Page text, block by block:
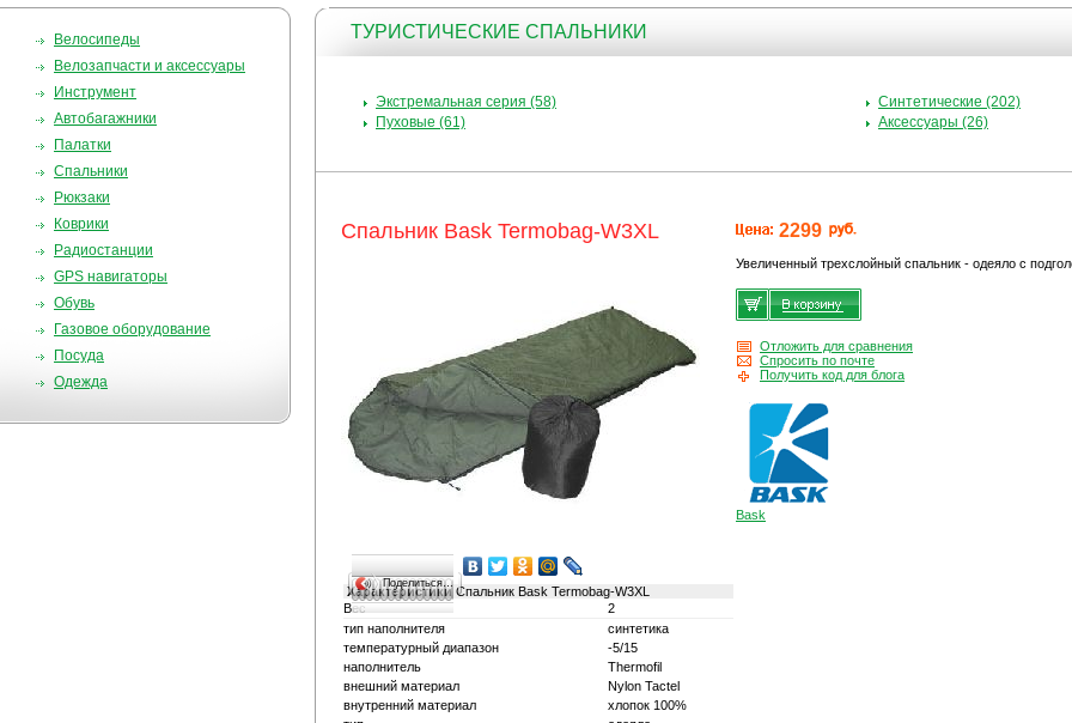
Велосипеды
Велозапчасти и аксессуары
Инструмент
Автобагажники
Палатки
Спальники
Рюкзаки
Коврики
Радиостанции
GPS навигаторы
Обувь
Газовое оборудование
Посуда
Одежда
ТУРИСТИЧЕСКИЕ СПАЛЬНИКИ
Экстремальная серия (58)
Пуховые (61)
Синтетические (202)
Аксессуары (26)
Спальник Bask Termobag-W3XL
Поделиться…
ХарактеристикиСпальник Bask Termobag-W3XL
Вес
2
тип наполнителя
синтетика
температурный диапазон
-5/15
наполнитель
Thermofil
внешний материал
Nylon Tactel
внутренний материал
хлопок 100%
2299
Увеличенный трехслойный спальник - одеяло с
Отложить для сравнения
Спросить по почте
Получить код для блога
Bask